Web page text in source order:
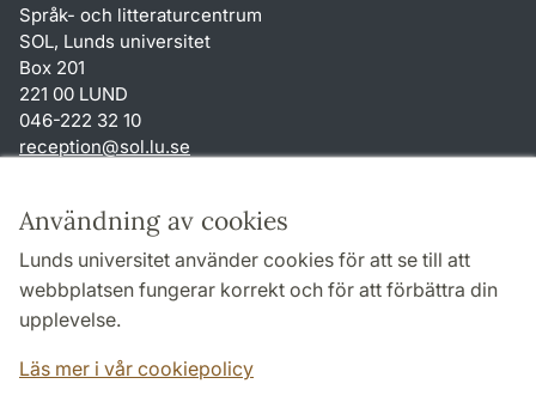
Användning av cookies
Lunds universitet använder cookies för att se till att
webbplatsen fungerar korrekt och för att förbättra din
upplevelse.
Läs mer i vår cookiepolicy
Språk- och litteraturcentrum
SOL, Lunds universitet
Box 201
221 00 LUND
046-222 32 10
reception@sol.lu.se
Genvägar
Om webbplatsen och cookies
Behandling av personuppgifter
Tillgänglighetsredogörelse